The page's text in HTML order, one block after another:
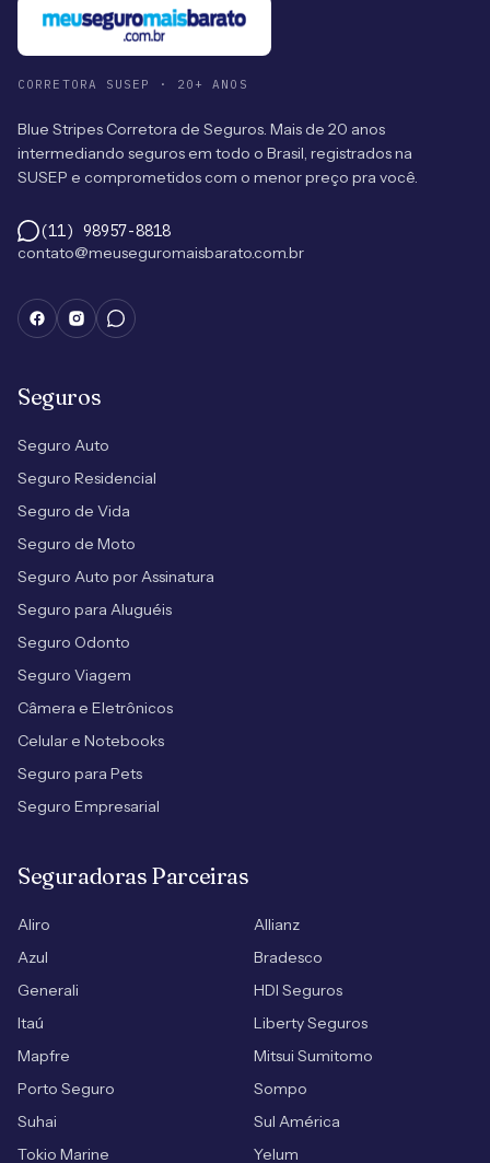
CORRETORA SUSEP · 20+ ANOS
Blue Stripes Corretora de Seguros. Mais de 20 anos
intermediando seguros em todo o Brasil, registrados na
SUSEP e comprometidos com o menor preço pra você.
(11) 98957-8818
contato@meuseguromaisbarato.com.br
Seguros
Seguro Auto
Seguro Residencial
Seguro de Vida
Seguro de Moto
Seguro Auto por Assinatura
Seguro para Aluguéis
Seguro Odonto
Seguro Viagem
Câmera e Eletrônicos
Celular e Notebooks
Seguro para Pets
Seguro Empresarial
Seguradoras Parceiras
Aliro
Allianz
Azul
Bradesco
Generali
HDI Seguros
Itaú
Liberty Seguros
Mapfre
Mitsui Sumitomo
Porto Seguro
Sompo
Suhai
Sul América
Tokio Marine
Yelum